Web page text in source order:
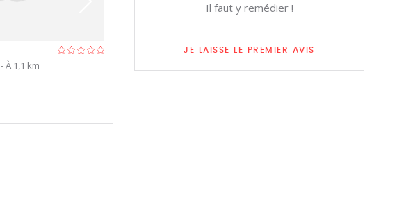
Il faut y remédier !
JE LAISSE LE PREMIER AVIS
- À 1,1 km
China Take-away